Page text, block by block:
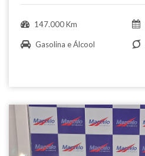
147.000 Km
Gasolina e Álcool